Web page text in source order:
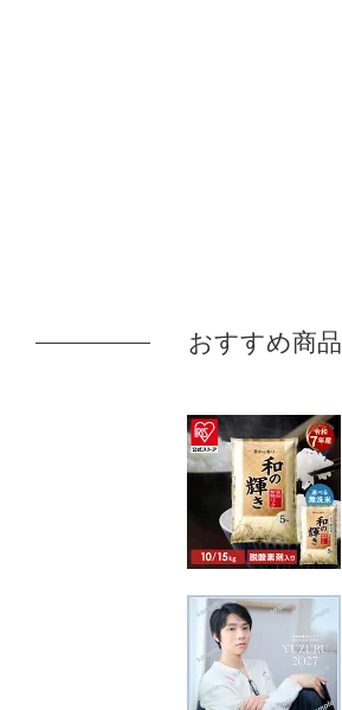
おすすめ商品